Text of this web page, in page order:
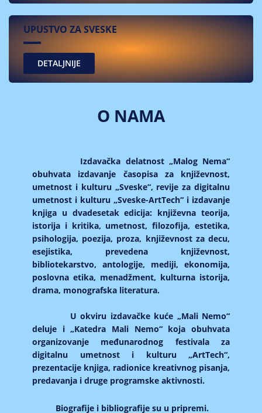
UPUSTVO ZA SVESKE
O NAMA
Izdavačka delatnost „Malog Nema“
obuhvata izdavanje časopisa za književnost,
umetnost i kulturu „Sveske“, revije za digitalnu
umetnost i kulturu „Sveske-ArtTech“ i izdavanje
knjiga u dvadesetak edicija: književna teorija,
istorija i kritika, umetnost, filozofija, estetika,
psihologija, poezija, proza, književnost za decu,
esejistika, prevedena književnost,
bibliotekarstvo, antologije, mediji, ekonomija,
poslovna etika, menadžment, kulturna istorija,
drama, monografska literatura.
U okviru izdavačke kuće „Mali Nemo“
deluje i „Katedra Mali Nemo“ koja obuhvata
organizovanje međunarodnog festivala za
digitalnu umetnost i kulturu „ArtTech“,
prezentacije knjiga, radionice kreativnog pisanja,
predavanja i druge programske aktivnosti.
Biografije i bibliografije su u pripremi.